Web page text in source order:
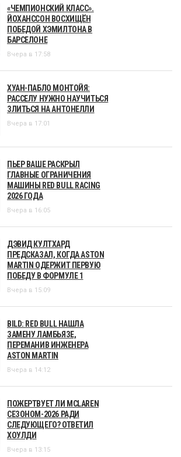
«ЧЕМПИОНСКИЙ КЛАСС».
ЙОХАНССОН ВОСХИЩЁН
ПОБЕДОЙ ХЭМИЛТОНА В
БАРСЕЛОНЕ
Вчера в 17:58
ХУАН-ПАБЛО МОНТОЙЯ:
РАССЕЛУ НУЖНО НАУЧИТЬСЯ
ЗЛИТЬСЯ НА АНТОНЕЛЛИ
Вчера в 17:01
ПЬЕР ВАШЕ РАСКРЫЛ
ГЛАВНЫЕ ОГРАНИЧЕНИЯ
МАШИНЫ RED BULL RACING
2026 ГОДА
Вчера в 16:05
ДЭВИД КУЛТХАРД
ПРЕДСКАЗАЛ, КОГДА ASTON
MARTIN ОДЕРЖИТ ПЕРВУЮ
ПОБЕДУ В ФОРМУЛЕ 1
Вчера в 15:09
BILD: RED BULL НАШЛА
ЗАМЕНУ ЛАМБЬЯЗЕ,
ПЕРЕМАНИВ ИНЖЕНЕРА
ASTON MARTIN
Вчера в 14:12
ПОЖЕРТВУЕТ ЛИ MCLAREN
СЕЗОНОМ-2026 РАДИ
СЛЕДУЮЩЕГО? ОТВЕТИЛ
ХОУЛДИ
Вчера в 13:15